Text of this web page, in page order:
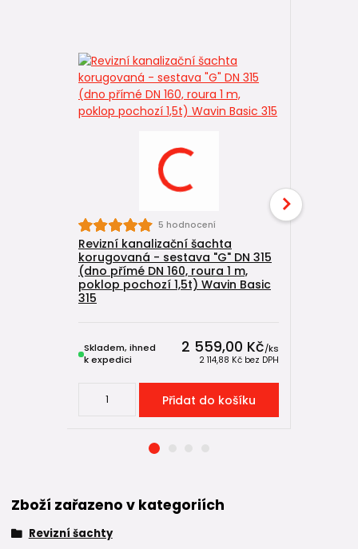
5 hodnocení
Revizní kanalizační šachta
korugovaná - sestava "G" DN 315
(dno přímé DN 160, roura 1 m,
poklop pochozí 1,5t) Wavin Basic
315
2 559,00 Kč/ks
2 114,88 Kč bez DPH
Skladem, ihned
k expedici
Přidat do košíku
Zboží zařazeno v kategoriích
Revizní šachty